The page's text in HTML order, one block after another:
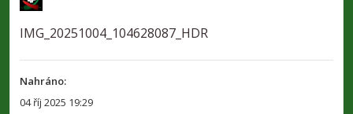
IMG_20251004_104628087_HDR
Nahráno:
04 říj 2025 19:29